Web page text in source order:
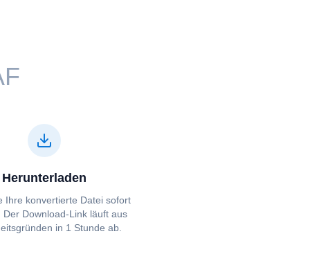
Herunterladen
Ihre konvertierte Datei sofort
Der Download-Link läuft aus
in 1 Stunde ab.